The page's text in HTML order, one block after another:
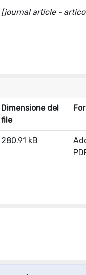
article -
Dimensione del
file
280.91 kB